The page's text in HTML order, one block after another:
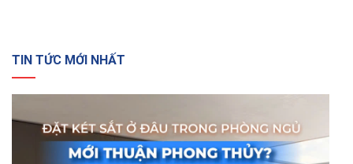
TIN TỨC MỚI NHẤT